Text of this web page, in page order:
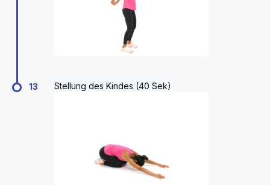
13 Stellung des Kindes (40 Sek)